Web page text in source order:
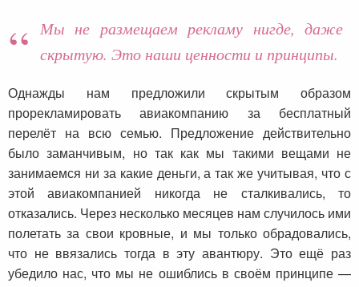
Мы не размещаем рекламу нигде, даже
скрытую. Это наши ценности и принципы.
Однажды нам предложили скрытым образом
прорекламировать авиакомпанию за бесплатный
перелёт на всю семью. Предложение действительно
было заманчивым, но так как мы такими вещами не
занимаемся ни за какие деньги, а так же учитывая, что с
этой авиакомпанией никогда не сталкивались, то
отказались. Через несколько месяцев нам случилось ими
полетать за свои кровные, и мы только обрадовались,
что не ввязались тогда в эту авантюру. Это ещё раз
убедило нас, что мы не ошиблись в своём принципе —